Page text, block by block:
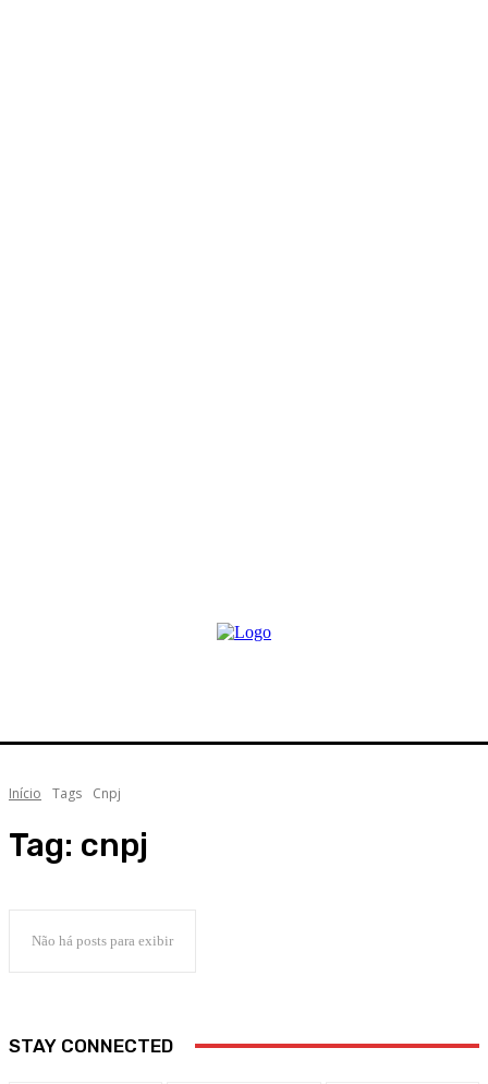
Início Tags Cnpj
Tag: cnpj
Não há posts para exibir
STAY CONNECTED